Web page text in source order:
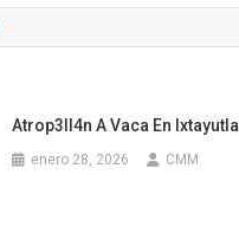
Atrop3ll4n A Vaca En Ixtayutla
enero 28, 2026 CMM